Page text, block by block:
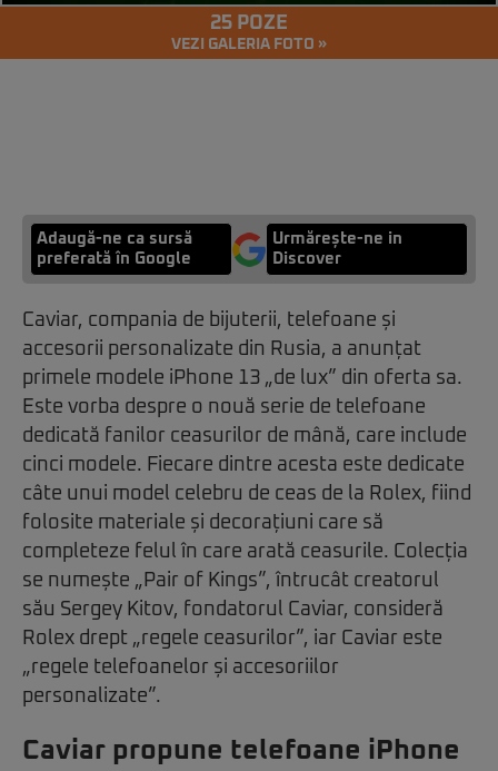
25 POZE
VEZI GALERIA FOTO »
Adaugă-ne ca sursă
preferată în Google
Urmărește-ne in
Discover
Caviar, compania de bijuterii, telefoane și
accesorii personalizate din Rusia, a anunțat
primele modele iPhone 13 „de lux” din oferta sa.
Este vorba despre o nouă serie de telefoane
dedicată fanilor ceasurilor de mână, care include
cinci modele. Fiecare dintre acesta este dedicate
câte unui model celebru de ceas de la Rolex, fiind
folosite materiale și decorațiuni care să
completeze felul în care arată ceasurile. Colecția
se numește „Pair of Kings”, întrucât creatorul
său Sergey Kitov, fondatorul Caviar, consideră
Rolex drept „regele ceasurilor”, iar Caviar este
„regele telefoanelor și accesoriilor
personalizate”.
Caviar propune telefoane iPhone